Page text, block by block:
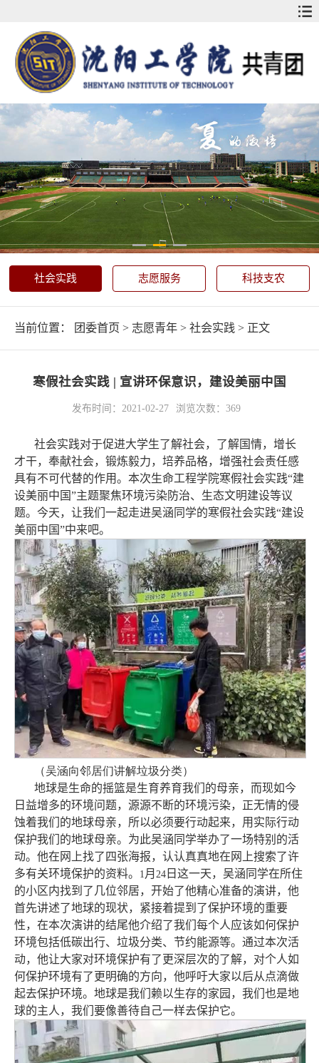
社会实践 志愿服务 科技支农
当前位置： 团委首页 > 志愿青年 > 社会实践 > 正文
寒假社会实践 | 宣讲环保意识，建设美丽中国
发布时间：2021-02-27 浏览次数： 369
社会实践对于促进大学生了解社会，了解国情，增长
才干，奉献社会，锻炼毅力，培养品格，增强社会责任感
具有不可代替的作用。本次生命工程学院寒假社会实践“建
设美丽中国”主题聚焦环境污染防治、生态文明建设等议
题。今天，让我们一起走进吴涵同学的寒假社会实践“建设
美丽中国”中来吧。
（吴涵向邻居们讲解垃圾分类）
地球是生命的摇篮是生育养育我们的母亲，而现如今
日益增多的环境问题，源源不断的环境污染，正无情的侵
蚀着我们的地球母亲，所以必须要行动起来，用实际行动
保护我们的地球母亲。为此吴涵同学举办了一场特别的活
动。他在网上找了四张海报，认认真真地在网上搜索了许
多有关环境保护的资料。
1 月 24 日这一天，吴涵同学在所住
的小区内找到了几位邻居，开始了他精心准备的演讲，他
首先讲述了地球的现状，紧接着提到了保护环境的重要
性，在本次演讲的结尾他介绍了我们每个人应该如何保护
环境包括低碳出行、垃圾分类、节约能源等。通过本次活
动，他让大家对环境保护有了更深层次的了解，对个人如
何保护环境有了更明确的方向，他呼吁大家以后从点滴做
起去保护环境。地球是我们赖以生存的家园，我们也是地
球的主人，我们要像善待自己一样去保护它。